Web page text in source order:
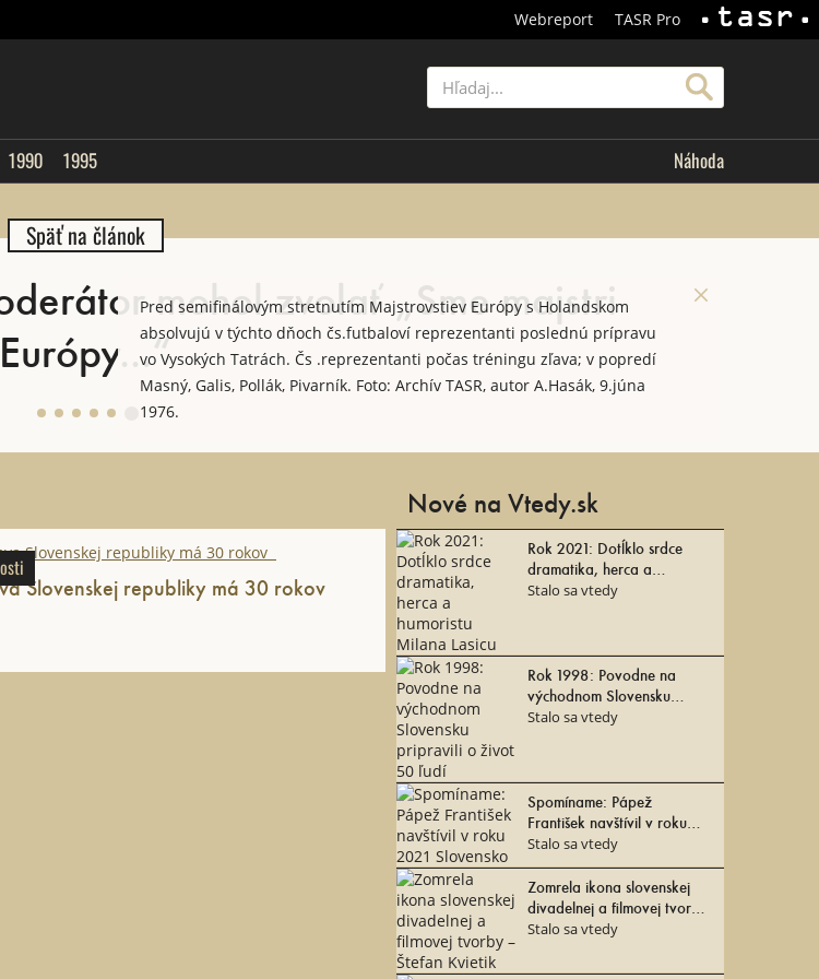
Webreport
TASR Pro
1990 1995 Náhoda
Späť na článok
mohol zvolať „Sme majstri
Európy...“
Pred semifinálovým stretnutím Majstrovstiev Európy s Holandskom
absolvujú v týchto dňoch čs.futbaloví reprezentanti poslednú prípravu
vo Vysokých Tatrách. Čs .reprezentanti počas tréningu zľava; v popredí
Masný, Galis, Pollák, Pivarník. Foto: Archív TASR, autor A.Hasák, 9.júna
1976.
Nové na Vtedy.sk
Rok 2021: Dotĺklo srdce
dramatika, herca a
humoristu Milana Lasicu
Stalo sa vtedy
Rok 1998: Povodne na
východnom Slovensku
pripravili o život 50 ľudí
Stalo sa vtedy
Spomíname: Pápež
František navštívil v roku
2021 Slovensko
Stalo sa vtedy
Zomrela ikona slovenskej
divadelnej a filmovej tvorby
– Štefan Kvietik
Stalo sa vtedy